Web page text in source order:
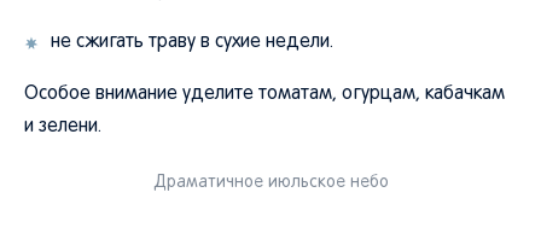
не сжигать траву в сухие недели.
Особое внимание уделите томатам, огурцам, кабачкам
и зелени.
Драматичное июльское небо